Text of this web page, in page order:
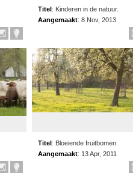
Titel: Kinderen in de natuur.
Aangemaakt: 8 Nov, 2013
Titel: Bloeiende fruitbomen.
Aangemaakt: 13 Apr, 2011